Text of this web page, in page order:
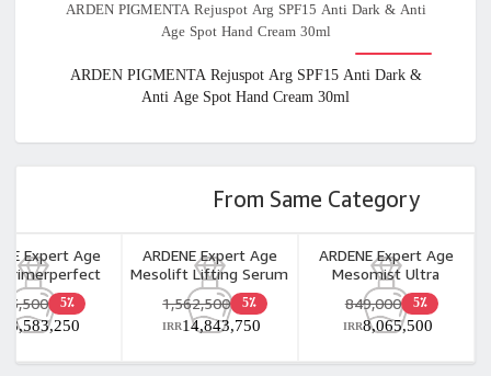
available
ARDEN PIGMENTA Rejuspot Arg SPF15 Anti Dark & Anti
Age Spot Hand Cream 30ml
ARDEN PIGMENTA Rejuspot Arg SPF15 Anti Dark &
Anti Age Spot Hand Cream 30ml
From Same Category
Expert Age
30ml
5٪
8,583,250
ARDENE Expert Age
Mesolift Lifting Serum
40ml
5٪ 1,562,500
14,843,750
IRR
ARDENE Expert Age
Mesomist Ultra
Hydrating Serum 40ml
5٪ 849,000
8,065,500
IRR